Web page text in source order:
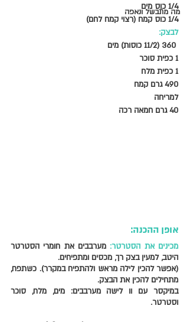
מה מתבשל ונאפה
1/4 כוס מים
1/4 כוס קמח (רצוי קמח לחם)
לבצק:
1 כפית סוכר
1 כפית מלח
490 גרם קמח
למריחה
40 גרם חמאה רכה
אופן ההכנה:
מכינים את הסטרטר:
היטב, למעין בצק רך, מכסים ומתפיחים.
מתחילים להכין את הבצק.
וסטרטר.